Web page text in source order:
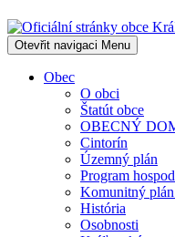
Otevřit navigaci Menu
Obec
O obci
Štatút obce
OBECNÝ
Cintorín
Územný plán
Program
Komunitný
História
Osobnosti